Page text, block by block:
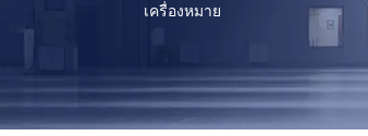
เครื่องหมาย